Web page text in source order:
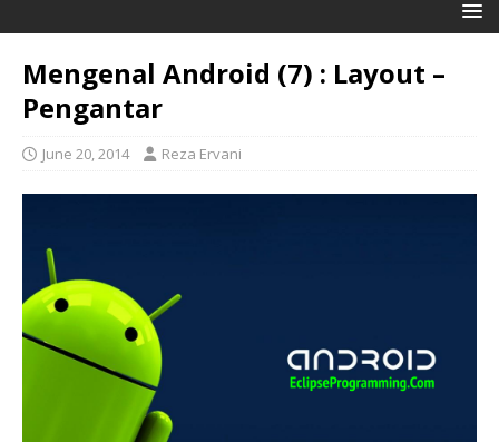
Mengenal Android (7) : Layout –
Pengantar
June 20, 2014 Reza Ervani